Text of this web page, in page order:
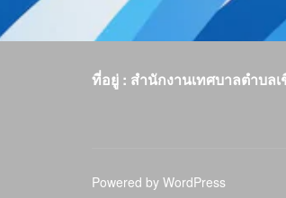
ที่อยู่ : สำนักงานเทศบาลตำบล
Powered by WordPress